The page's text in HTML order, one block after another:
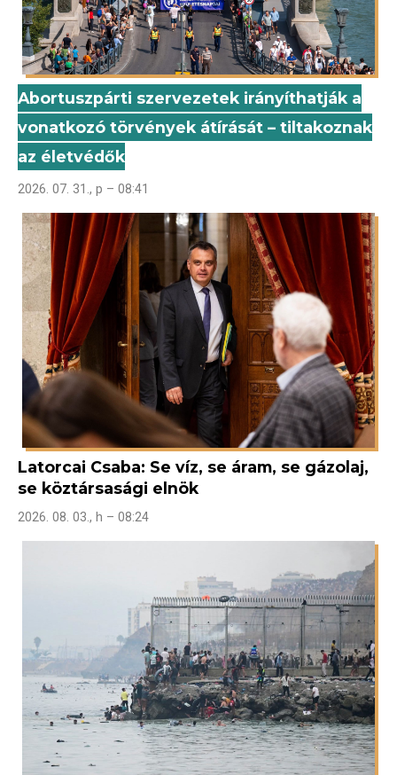
Abortuszpárti szervezetek irányíthatják a
vonatkozó törvények átírását – tiltakoznak
az életvédők
2026. 07. 31., p – 08:41
Latorcai Csaba: Se víz, se áram, se gázolaj,
se köztársasági elnök
2026. 08. 03., h – 08:24